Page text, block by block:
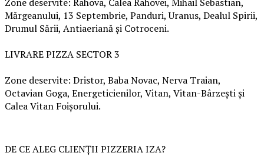
Mărgeanului, 13 Septembrie, Panduri, Uranus, Dealul Spirii,
Drumul Sării, Antiaeriană și Cotroceni.
LIVRARE PIZZA SECTOR 3
Zone deservite: Dristor, Baba Novac, Nerva Traian,
Octavian Goga, Energeticienilor, Vitan, Vitan-Bârzești și
Calea Vitan Foișorului.
DE CE ALEG CLIENȚII PIZZERIA IZA?